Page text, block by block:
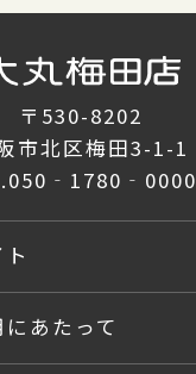
〒530-8202
市北区梅田3-1-1
050‐1780‐0000
あたって